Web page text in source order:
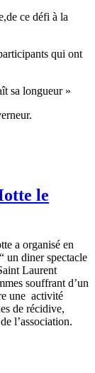
ce défi à la
qui ont
sa longueur »
le
a organisé en
un diner spectacle
Laurent
souffrant d’un
une activité
de récidive,
l’association.